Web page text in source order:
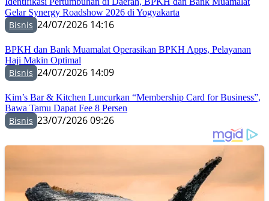
Gelar Synergy Roadshow 2026 di Yogyakarta
Bisnis 24/07/2026 14:16
BPKH dan Bank Muamalat Operasikan BPKH Apps, Pelayanan
Haji Makin Optimal
Bisnis 24/07/2026 14:09
Kim’s Bar & Kitchen Luncurkan “Membership Card for Business”,
Bawa Tamu Dapat Fee 8 Persen
Bisnis 23/07/2026 09:26